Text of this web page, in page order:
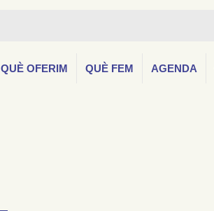
QUÈ OFERIM QUÈ FEM AGENDA